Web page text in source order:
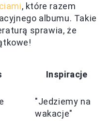
, które razem
albumu. Takie
sprawia, że
Inspiracje
"Jedziemy na
wakacje"